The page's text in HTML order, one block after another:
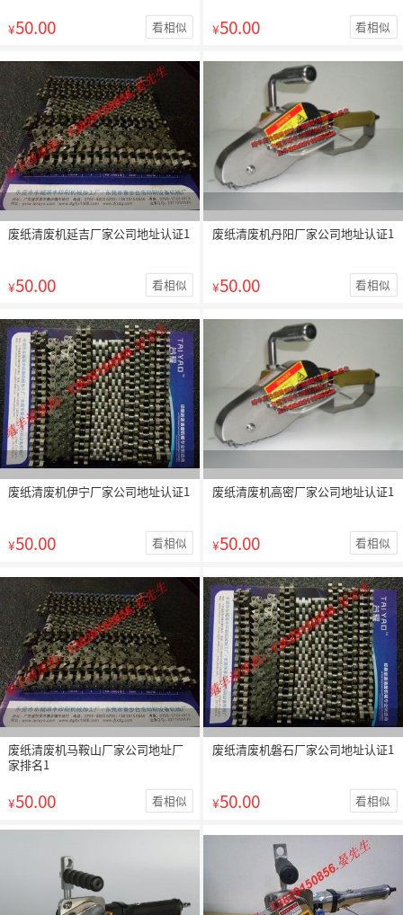
¥50.00 看相似 ¥50.00 看相似
废纸清废机延吉厂家公司地址认证1
¥50.00 看相似
废纸清废机丹阳厂家公司地址认证1
¥50.00 看相似
废纸清废机伊宁厂家公司地址认证1
¥50.00 看相似
废纸清废机高密厂家公司地址认证1
¥50.00 看相似
废纸清废机马鞍山厂家公司地址厂
家排名1
¥50.00 看相似
废纸清废机磐石厂家公司地址认证1
¥50.00 看相似